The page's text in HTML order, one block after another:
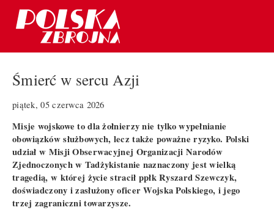
Śmierć w sercu Azji
piątek, 05 czerwca 2026
Misje wojskowe to dla żołnierzy nie tylko wypełnianie
obowiązków służbowych, lecz także poważne ryzyko. Polski
udział w Misji Obserwacyjnej Organizacji Narodów
Zjednoczonych w Tadżykistanie naznaczony jest wielką
tragedią, w której życie stracił ppłk Ryszard Szewczyk,
doświadczony i zasłużony oficer Wojska Polskiego, i jego
trzej zagraniczni towarzysze.